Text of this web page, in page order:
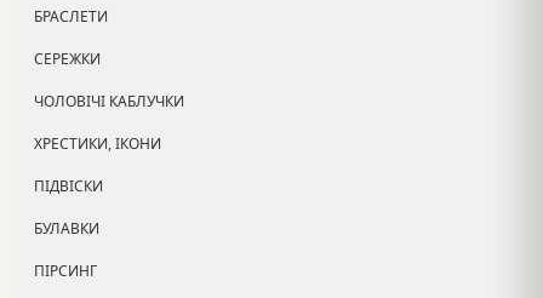
БРАСЛЕТИ
СЕРЕЖКИ
ЧОЛОВІЧІ КАБЛУЧКИ
ХРЕСТИКИ, ІКОНИ
ПІДВІСКИ
БУЛАВКИ
ПІРСИНГ